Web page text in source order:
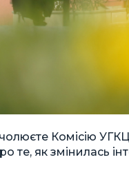
Комісію
те, як змінилась